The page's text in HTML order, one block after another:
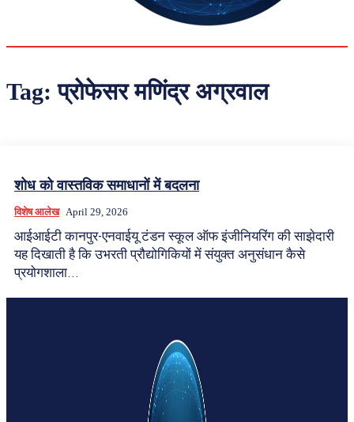
Tag:प्रोफेसर मणिंद्र अग्रवाल
शोध को वास्तविक समाधानों में बदलना
विशेष आलेख April 29, 2026
आईआईटी कानपुर-एनवाईयू टंडन स्कूल ऑफ इंजीनियरिंग की साझेदारी
यह दिखाती है कि उभरती प्रौद्योगिकियों में संयुक्त अनुसंधान कैसे
प्रयोगशाला...